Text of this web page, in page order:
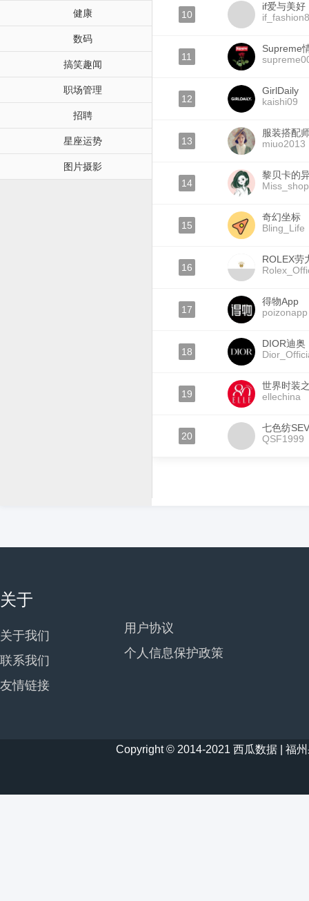
健康
数码
搞笑趣闻
职场管理
招聘
星座运势
图片摄影
10
if爱与美好
11
Supreme
12
GirlDaily
kaishi09
13
服装搭配
miuo2013
14
黎贝卡的
15
奇幻坐标
Bling_Life
16
ROLEX劳
17
得物App
poizonapp
18
DIOR迪奥
19
世界时装
ellechina
20
七色纺
QSF1999
关于
关于我们
联系我们
友情链接
用户协议
个人信息保护政策
Copyright © 2014-2021 西瓜数据 | 福